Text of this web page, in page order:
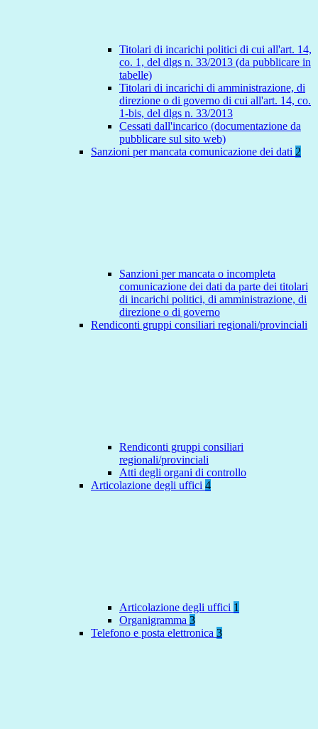
Titolari di incarichi politici di cui all'art. 14,
co. 1, del dlgs n. 33/2013 (da pubblicare in
tabelle)
Titolari di incarichi di amministrazione, di
direzione o di governo di cui all'art. 14, co.
1-bis, del dlgs n. 33/2013
Cessati dall'incarico (documentazione da
pubblicare sul sito web)
Sanzioni per mancata comunicazione dei dati 2
Sanzioni per mancata o incompleta
comunicazione dei dati da parte dei titolari
di incarichi politici, di amministrazione, di
direzione o di governo
Rendiconti gruppi consiliari regionali/provinciali
Rendiconti gruppi consiliari
regionali/provinciali
Atti degli organi di controllo
Articolazione degli uffici 4
Articolazione degli uffici 1
Organigramma 3
Telefono e posta elettronica 3